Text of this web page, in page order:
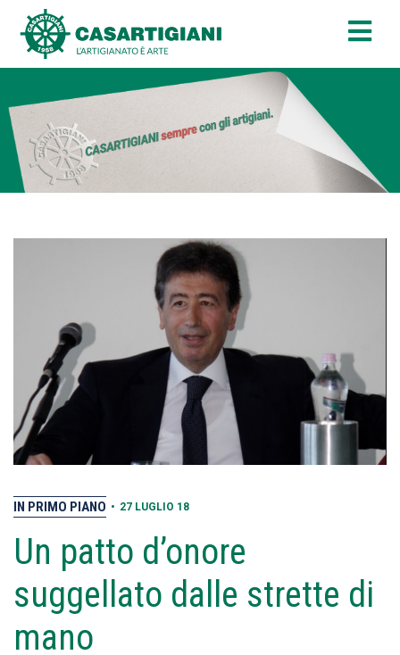
IN PRIMO PIANO • 27 LUGLIO 18
Un patto d’onore
suggellato dalle strette di
mano